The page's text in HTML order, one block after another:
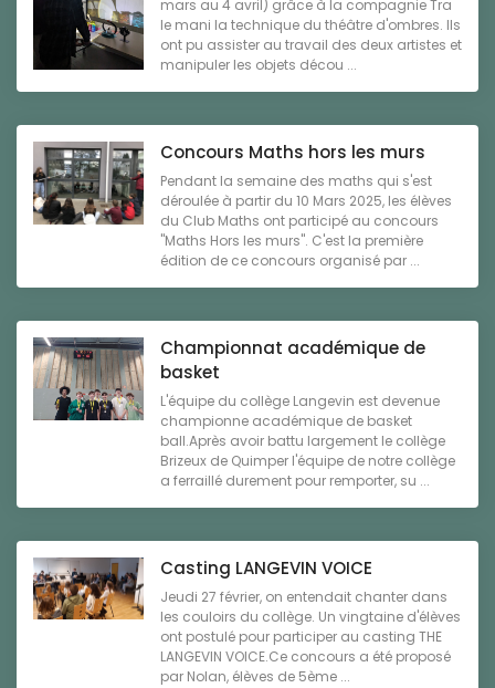
mars au 4 avril) grâce à la compagnie Tra
le mani la technique du théâtre d'ombres. Ils
ont pu assister au travail des deux artistes et
manipuler les objets décou ...
Concours Maths hors les murs
Pendant la semaine des maths qui s'est
déroulée à partir du 10 Mars 2025, les élèves
du Club Maths ont participé au concours
"Maths Hors les murs". C'est la première
édition de ce concours organisé par ...
Championnat académique de
basket
L'équipe du collège Langevin est devenue
championne académique de basket
ball.Après avoir battu largement le collège
Brizeux de Quimper l'équipe de notre collège
a ferraillé durement pour remporter, su ...
Casting LANGEVIN VOICE
Jeudi 27 février, on entendait chanter dans
les couloirs du collège. Un vingtaine d'élèves
ont postulé pour participer au casting THE
LANGEVIN VOICE.Ce concours a été proposé
par Nolan, élèves de 5ème ...